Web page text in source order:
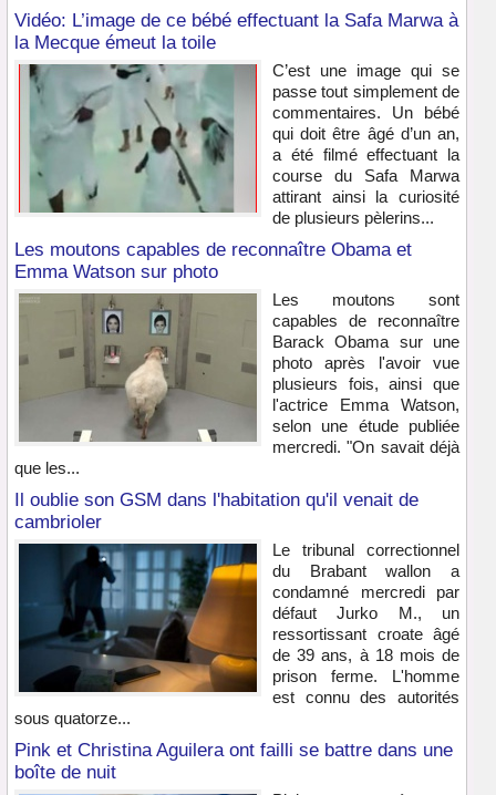
Vidéo: L’image de ce bébé effectuant la Safa Marwa à
la Mecque émeut la toile
C’est une image qui se
passe tout simplement de
commentaires. Un bébé
qui doit être âgé d’un an,
a été filmé effectuant la
course du Safa Marwa
attirant ainsi la curiosité
de plusieurs pèlerins...
Les moutons capables de reconnaître Obama et
Emma Watson sur photo
Les moutons sont
capables de reconnaître
Barack Obama sur une
photo après l'avoir vue
plusieurs fois, ainsi que
l'actrice Emma Watson,
selon une étude publiée
mercredi. "On savait déjà
que les...
Il oublie son GSM dans l'habitation qu'il venait de
cambrioler
Le tribunal correctionnel
du Brabant wallon a
condamné mercredi par
défaut Jurko M., un
ressortissant croate âgé
de 39 ans, à 18 mois de
prison ferme. L'homme
est connu des autorités
sous quatorze...
Pink et Christina Aguilera ont failli se battre dans une
boîte de nuit